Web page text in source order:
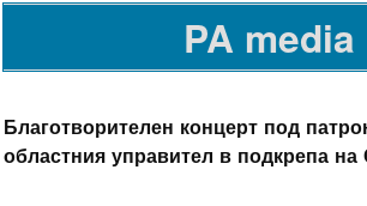
PA media
Благотворителен концерт под
областния управител в подкрепа